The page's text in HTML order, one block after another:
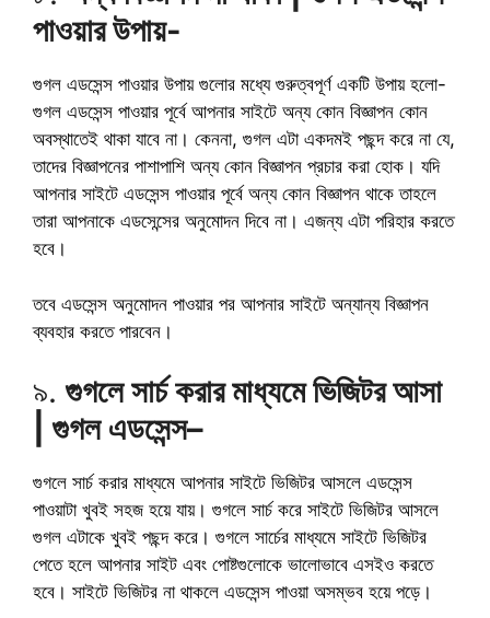
পাওয়ার উপায়-
গুগল এডসেন্স পাওয়ার উপায় গুলোর মধ্যে গুরুত্বপূর্ণ একটি উপায় হলো-
গুগল এডসেন্স পাওয়ার পূর্বে আপনার সাইটে অন্য কোন বিজ্ঞাপন কোন
অবস্থাতেই থাকা যাবে না। কেননা, গুগল এটা একদমই পছন্দ করে না যে,
তাদের বিজ্ঞাপনের পাশাপাশি অন্য কোন বিজ্ঞাপন প্রচার করা হোক। যদি
আপনার সাইটে এডসেন্স পাওয়ার পূর্বে অন্য কোন বিজ্ঞাপন থাকে তাহলে
তারা আপনাকে এডসেন্সের অনুমোদন দিবে না। এজন্য এটা পরিহার করতে
হবে।
তবে এডসেন্স অনুমোদন পাওয়ার পর আপনার সাইটে অন্যান্য বিজ্ঞাপন
ব্যবহার করতে পারবেন।
৯.গুগলে সার্চ করার মাধ্যমে ভিজিটর আসা
|গুগল এডসেন্স–
গুগলে সার্চ করার মাধ্যমে আপনার সাইটে ভিজিটর আসলে এডসেন্স
পাওয়াটা খুবই সহজ হয়ে যায়। গুগলে সার্চ করে সাইটে ভিজিটর আসলে
গুগল এটাকে খুবই পছন্দ করে। গুগলে সার্চের মাধ্যমে সাইটে ভিজিটর
পেতে হলে আপনার সাইট এবং পোষ্টগুলোকে ভালোভাবে এসইও করতে
হবে। সাইটে ভিজিটর না থাকলে এডসেন্স পাওয়া অসম্ভব হয়ে পড়ে।